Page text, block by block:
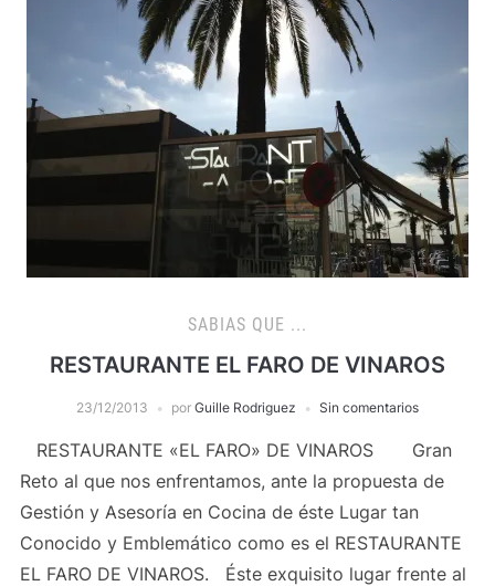
SABIAS QUE ...
RESTAURANTE EL FARO DE VINAROS
23/12/2013 por Guille Rodriguez Sin comentarios
RESTAURANTE «EL FARO» DE VINAROS Gran
Reto al que nos enfrentamos, ante la propuesta de
Gestión y Asesoría en Cocina de éste Lugar tan
Conocido y Emblemático como es el RESTAURANTE
EL FARO DE VINAROS. Éste exquisito lugar frente al